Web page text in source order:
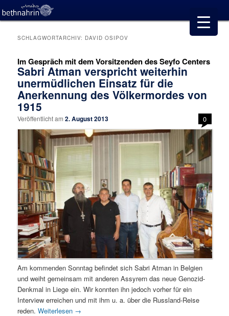
SCHLAGWORTARCHIV: DAVID OSIPOV
Im Gespräch mit dem Vorsitzenden des Seyfo Centers
Sabri Atman verspricht weiterhin
unermüdlichen Einsatz für die
Anerkennung des Völkermordes von
1915
Veröffentlicht am2. August 2013 0
Am kommenden Sonntag befindet sich Sabri Atman in Belgien
und weiht gemeinsam mit anderen Assyrern das neue Genozid-
Denkmal in Liege ein. Wir konnten ihn jedoch vorher für ein
Interview erreichen und mit ihm u. a. über die Russland-Reise
reden.Weiterlesen →